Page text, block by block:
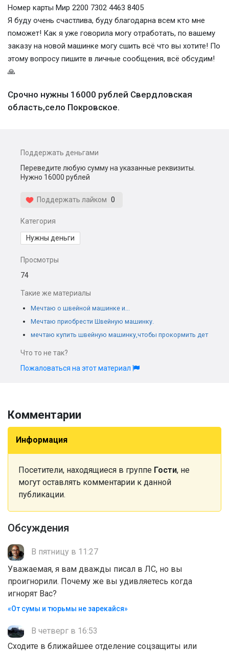
Номер карты Мир 2200 7302 4463 8405
Я буду очень счастлива, буду благодарна всем кто мне
поможет! Как я уже говорила могу отработать, по вашему
заказу на новой машинке могу сшить всё что вы хотите! По
этому вопросу пишите в личные сообщения, всё обсудим!
🙏
Срочно нужны 16000 рублей Свердловская
область,село Покровское.
Поддержать деньгами
Переведите любую сумму на указанные реквизиты.
Нужно 16000 рублей
Поддержать лайком 0
Категория
Нужны деньги
Просмотры
74
Такие же материалы
Мечтаю о швейной машинке и...
Мечтаю приобрести Швейную машинку.
мечтаю купить швейную машинку,чтобы прокормить дет
Что то не так?
Пожаловаться на этот материал
Комментарии
Информация
Посетители, находящиеся в группе Гости, не
могут оставлять комментарии к данной
публикации.
Обсуждения
В пятницу в 11:27
Уважаемая, я вам дважды писал в ЛС, но вы
проигнорили. Почему же вы удивляетесь когда
игнорят Вас?
«От сумы и тюрьмы не зарекайся»
В четверг в 16:53
Сходите в ближайшее отделение соцзащиты или